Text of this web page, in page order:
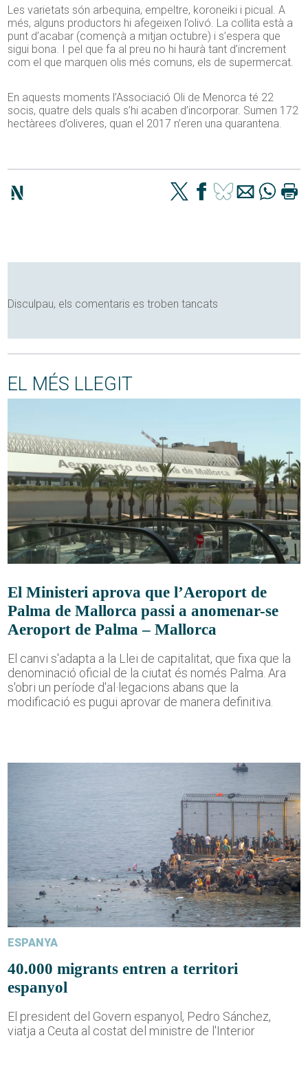
Les varietats són arbequina, empeltre, koroneiki i picual. A
més, alguns productors hi afegeixen l’olivó. La collita està a
punt d’acabar (començà a mitjan octubre) i s’espera que
sigui bona. I pel que fa al preu no hi haurà tant d’increment
com el que marquen olis més comuns, els de supermercat.
En aquests moments l’Associació Oli de Menorca té 22
socis, quatre dels quals s’hi acaben d’incorporar. Sumen 172
hectàrees d’oliveres, quan el 2017 n’eren una quarantena.
Disculpau, els comentaris es troben tancats
EL MÉS LLEGIT
El Ministeri aprova que l’Aeroport de
Palma de Mallorca passi a anomenar-se
Aeroport de Palma – Mallorca
El canvi s'adapta a la Llei de capitalitat, que fixa que la
denominació oficial de la ciutat és només Palma. Ara
s'obri un període d'al·legacions abans que la
modificació es pugui aprovar de manera definitiva.
ESPANYA
40.000 migrants entren a territori
espanyol
El president del Govern espanyol, Pedro Sánchez,
viatja a Ceuta al costat del ministre de l'Interior